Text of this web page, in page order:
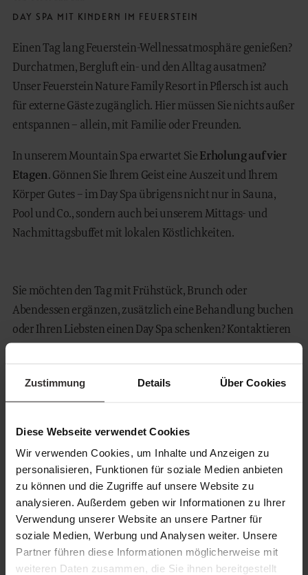
Zustimmung Details Über Cookies
Diese Webseite verwendet Cookies
Wir verwenden Cookies, um Inhalte und Anzeigen zu
personalisieren, Funktionen für soziale Medien anbieten
zu können und die Zugriffe auf unsere Website zu
analysieren. Außerdem geben wir Informationen zu Ihrer
Verwendung unserer Website an unsere Partner für
soziale Medien, Werbung und Analysen weiter. Unsere
Partner führen diese Informationen möglicherweise mit
weiteren Daten zusammen, die Sie ihnen bereitgestellt
DAY SPA MIT KINDERN IM FEUERSTEIN
Einen Tag lang Feuerstein-Wellnessatmosphäre genießen?
Durchatmen, Bergluft ein- und den Alltag ausatmen?
Unser Feuerstein Nature Family Resort in Pflersch ist auch
für externe Gäste zugänglich. Hier müssen Sie nichts außer
entspannen – allein, mit Familie oder Freunden.
In unserem Mountain Spa erwartet Sie Erholung auf vier
Etagen. Gönnen Sie Ihrem Geist eine Auszeit und Ihrem
Körper Gutes – im Day Spa übrigens nicht nur in Sauna,
Pool und Co., sondern auch bei unserem Mittags- und
Nachmittagsbuffet mit lokalen Köstlichkeiten.
Sie möchten den Tag mit Frühstück, Brunch oder
Abendessen ergänzen, zusätzlich eine Behandlung buchen
oder Ihren Liebsten einen Day Spa schenken? Kontaktieren
Preise
Family Day Spa für 2 Erwachsene und bis zu 3 Kinder: 210 €
Damit wir Sie an Ihrem Wunschtermin herzlich
willkommen heißen können, empfehlen wir, Ihren Day Spa
– besonders an Wochenenden – frühzeitig zu reservieren,
da unsere Plätze begrenzt sind.
Vor Ort erhalten Sie eine Spa-Tasche mit Handtüchern und